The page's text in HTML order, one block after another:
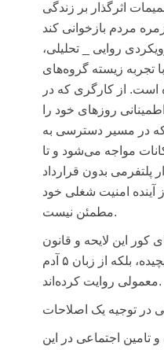
اثرگذار بر زندگی
روایی _ تحلیلی،
تجربه زیسته گروه‌های
است. از کارگری که در
روزهای خود را
که در مسیر دسترسی به
مواجه می‌شود و تا
پلتفرمی بدون قرارداد
امنیت شغلی خود
مطمئن نیست.
کور این لایحه و قانون
فعلی را نه با فرمول‌های پیچیده، بلکه از زبان ۵ آدم
معمولی روایت کرده‌اند.
در توجیه یک اصلاحات
تامین اجتماعی در این